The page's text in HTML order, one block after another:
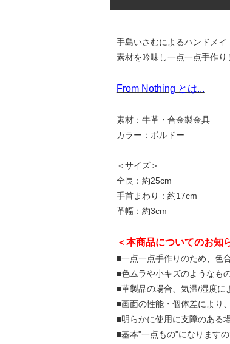
手島いさむによるハンドメ
素材を吟味し一点一点手作り
From Nothing とは...
素材：牛革・合金製金具
カラー：ボルドー
＜サイズ＞
全長：約25cm
手首まわり：約17cm
革幅：約3cm
＜本商品についてのお知
■一点一点手作りのため、色
■色ムラや小キズのようなも
■革製品の場合、気温/湿度に
■画面の性能・個体差により
■明らかに使用に支障のある
■基本"一点もの"になります